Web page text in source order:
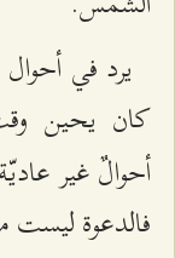
يرد في أحوال
كان يحين
أحوالٌ غير عاديّة
فالدعوة ليست